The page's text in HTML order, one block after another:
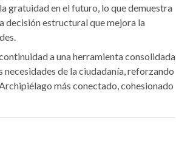
gratuidad en el futuro, lo que demuestra
decisión estructural que mejora la
a una herramienta consolidada
necesidades de la ciudadanía, reforzando
más conectado, cohesionado